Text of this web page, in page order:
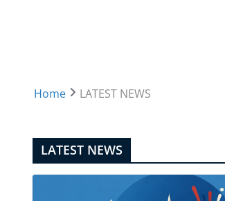
Home LATEST NEWS
LATEST NEWS